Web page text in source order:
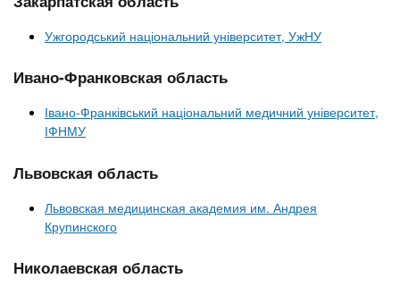
f
o
Ужгородський національний університет, УжНУ
Ивано-Франковская область
Івано-Франківський національний медичний університет,
ІФНМУ
Львовская область
Львовская медицинская академия им. Андрея
Крупинского
Николаевская область